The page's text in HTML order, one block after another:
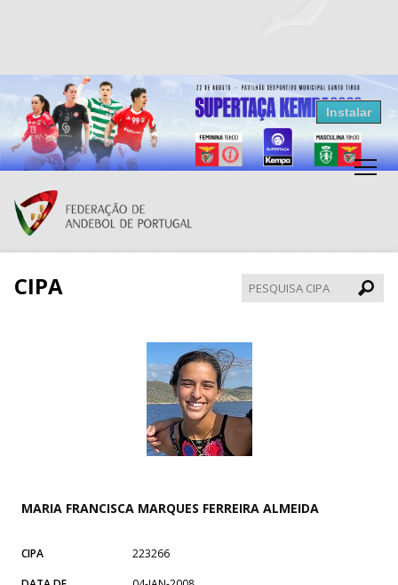
Resultados Andebol
Federação de Andebol de Portugal
Grátis - Disponivel na Play Store
Instalar
CIPA
CIPA
MARIA FRANCISCA MARQUES FERREIRA ALMEIDA
CIPA
223266